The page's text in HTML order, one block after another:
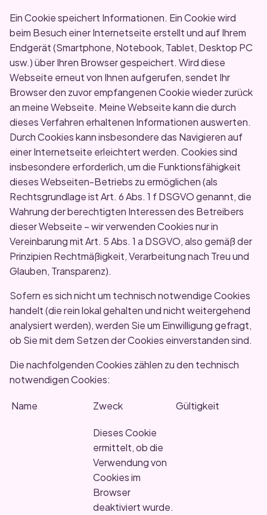
Ein Cookie speichert Informationen. Ein Cookie wird
beim Besuch einer Internetseite erstellt und auf Ihrem
Endgerät (Smartphone, Notebook, Tablet, Desktop PC
usw.) über Ihren Browser gespeichert. Wird diese
Webseite erneut von Ihnen aufgerufen, sendet Ihr
Browser den zuvor empfangenen Cookie wieder zurück
an meine Webseite. Meine Webseite kann die durch
dieses Verfahren erhaltenen Informationen auswerten.
Durch Cookies kann insbesondere das Navigieren auf
einer Internetseite erleichtert werden. Cookies sind
insbesondere erforderlich, um die Funktionsfähigkeit
dieses Webseiten-Betriebs zu ermöglichen (als
Rechtsgrundlage ist Art. 6 Abs. 1 f DSGVO genannt, die
Wahrung der berechtigten Interessen des Betreibers
dieser Webseite – wir verwenden Cookies nur in
Vereinbarung mit Art. 5 Abs. 1 a DSGVO, also gemäß der
Prinzipien Rechtmäßigkeit, Verarbeitung nach Treu und
Glauben, Transparenz).
Sofern es sich nicht um technisch notwendige Cookies
handelt (die rein lokal gehalten und nicht weitergehend
analysiert werden), werden Sie um Einwilligung gefragt,
ob Sie mit dem Setzen der Cookies einverstanden sind.
Die nachfolgenden Cookies zählen zu den technisch
notwendigen Cookies:
Name Zweck Gültigkeit
Dieses Cookie
ermittelt, ob die
Verwendung von
Cookies im
Browser
deaktiviert wurde.